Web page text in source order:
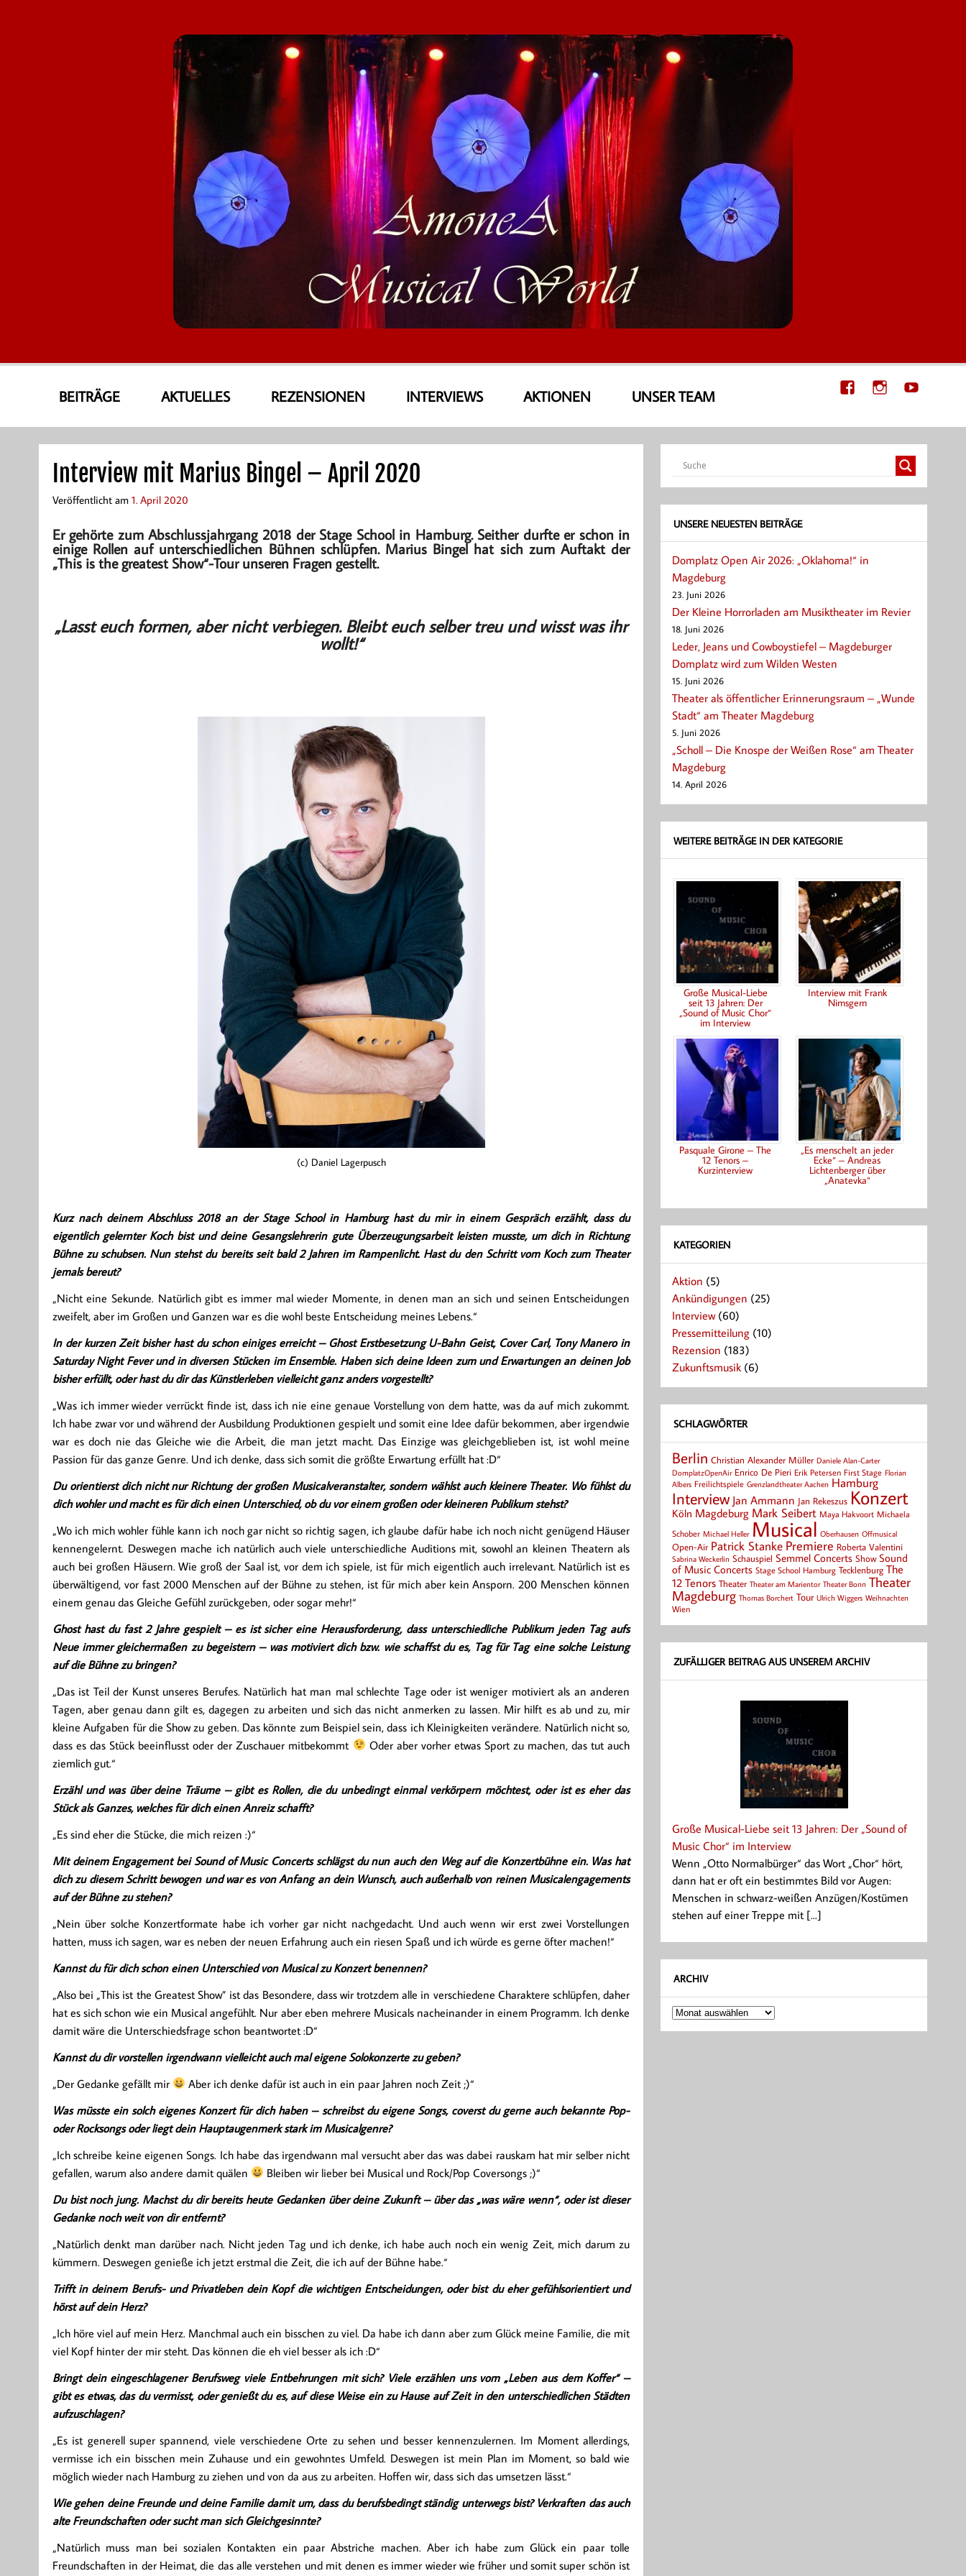
BEITRÄGE AKTUELLES REZENSIONEN INTERVIEWS AKTIONEN UNSER TEAM
Interview mit Marius Bingel – April 2020
Veröffentlicht am 1. April 2020
Er gehörte zum Abschlussjahrgang 2018 der Stage School in Hamburg. Seither durfte er schon in
einige Rollen auf unterschiedlichen Bühnen schlüpfen. Marius Bingel hat sich zum Auftakt der
„This is the greatest Show“-Tour unseren Fragen gestellt.
„Lasst euch formen, aber nicht verbiegen. Bleibt euch selber treu und wisst was ihr
wollt!“
(c) Daniel Lagerpusch
Kurz nach deinem Abschluss 2018 an der Stage School in Hamburg hast du mir in einem Gespräch erzählt, dass du
eigentlich gelernter Koch bist und deine Gesangslehrerin gute Überzeugungsarbeit leisten musste, um dich in Richtung
Bühne zu schubsen. Nun stehst du bereits seit bald 2 Jahren im Rampenlicht. Hast du den Schritt vom Koch zum Theater
jemals bereut?
„Nicht eine Sekunde. Natürlich gibt es immer mal wieder Momente, in denen man an sich und seinen Entscheidungen
zweifelt, aber im Großen und Ganzen war es die wohl beste Entscheidung meines Lebens.“
In der kurzen Zeit bisher hast du schon einiges erreicht – Ghost Erstbesetzung U-Bahn Geist, Cover Carl, Tony Manero in
Saturday Night Fever und in diversen Stücken im Ensemble. Haben sich deine Ideen zum und Erwartungen an deinen Job
bisher erfüllt, oder hast du dir das Künstlerleben vielleicht ganz anders vorgestellt?
„Was ich immer wieder verrückt finde ist, dass ich nie eine genaue Vorstellung von dem hatte, was da auf mich zukommt.
Ich habe zwar vor und während der Ausbildung Produktionen gespielt und somit eine Idee dafür bekommen, aber irgendwie
war es doch nie das Gleiche wie die Arbeit, die man jetzt macht. Das Einzige was gleichgeblieben ist, ist wohl meine
Passion für das ganze Genre. Und ich denke, dass sich somit die größte Erwartung erfüllt hat :D“
Du orientierst dich nicht nur Richtung der großen Musicalveranstalter, sondern wählst auch kleinere Theater. Wo fühlst du
dich wohler und macht es für dich einen Unterschied, ob du vor einem großen oder kleineren Publikum stehst?
„Wo ich mich wohler fühle kann ich noch gar nicht so richtig sagen, ich glaube dafür habe ich noch nicht genügend Häuser
kennengelernt. Deswegen mache ich natürlich auch viele unterschiedliche Auditions mit, sowohl an kleinen Theatern als
auch bei großen Häusern. Wie groß der Saal ist, vor dem ich spiele, ist für mich eigentlich auch irrelevant. Natürlich ist es
überwältigend, vor fast 2000 Menschen auf der Bühne zu stehen, ist für mich aber kein Ansporn. 200 Menschen können
einem genau das Gleiche Gefühl zurückgeben, oder sogar mehr!“
Ghost hast du fast 2 Jahre gespielt – es ist sicher eine Herausforderung, dass unterschiedliche Publikum jeden Tag aufs
Neue immer gleichermaßen zu begeistern – was motiviert dich bzw. wie schaffst du es, Tag für Tag eine solche Leistung
auf die Bühne zu bringen?
„Das ist Teil der Kunst unseres Berufes. Natürlich hat man mal schlechte Tage oder ist weniger motiviert als an anderen
Tagen, aber genau dann gilt es, dagegen zu arbeiten und sich das nicht anmerken zu lassen. Mir hilft es ab und zu, mir
kleine Aufgaben für die Show zu geben. Das könnte zum Beispiel sein, dass ich Kleinigkeiten verändere. Natürlich nicht so,
dass es das Stück beeinflusst oder der Zuschauer mitbekommt
Oder aber vorher etwas Sport zu machen, das tut auch
ziemlich gut.“
Erzähl und was über deine Träume – gibt es Rollen, die du unbedingt einmal verkörpern möchtest, oder ist es eher das
Stück als Ganzes, welches für dich einen Anreiz schafft?
„Es sind eher die Stücke, die mich reizen :)“
Mit deinem Engagement bei Sound of Music Concerts schlägst du nun auch den Weg auf die Konzertbühne ein. Was hat
dich zu diesem Schritt bewogen und war es von Anfang an dein Wunsch, auch außerhalb von reinen Musicalengagements
auf der Bühne zu stehen?
„Nein über solche Konzertformate habe ich vorher gar nicht nachgedacht. Und auch wenn wir erst zwei Vorstellungen
hatten, muss ich sagen, war es neben der neuen Erfahrung auch ein riesen Spaß und ich würde es gerne öfter machen!“
Kannst du für dich schon einen Unterschied von Musical zu Konzert benennen?
„Also bei „This ist the Greatest Show” ist das Besondere, dass wir trotzdem alle in verschiedene Charaktere schlüpfen, daher
hat es sich schon wie ein Musical angefühlt. Nur aber eben mehrere Musicals nacheinander in einem Programm. Ich denke
damit wäre die Unterschiedsfrage schon beantwortet :D“
Kannst du dir vorstellen irgendwann vielleicht auch mal eigene Solokonzerte zu geben?
„Der Gedanke gefällt mir
Aber ich denke dafür ist auch in ein paar Jahren noch Zeit ;)“
Was müsste ein solch eigenes Konzert für dich haben – schreibst du eigene Songs, coverst du gerne auch bekannte Pop-
oder Rocksongs oder liegt dein Hauptaugenmerk stark im Musicalgenre?
„Ich schreibe keine eigenen Songs. Ich habe das irgendwann mal versucht aber das was dabei rauskam hat mir selber nicht
gefallen, warum also andere damit quälen
Bleiben wir lieber bei Musical und Rock/Pop Coversongs ;)“
Du bist noch jung. Machst du dir bereits heute Gedanken über deine Zukunft – über das „was wäre wenn“, oder ist dieser
Gedanke noch weit von dir entfernt?
„Natürlich denkt man darüber nach. Nicht jeden Tag und ich denke, ich habe auch noch ein wenig Zeit, mich darum zu
kümmern. Deswegen genieße ich jetzt erstmal die Zeit, die ich auf der Bühne habe.“
Trifft in deinem Berufs- und Privatleben dein Kopf die wichtigen Entscheidungen, oder bist du eher gefühlsorientiert und
hörst auf dein Herz?
„Ich höre viel auf mein Herz. Manchmal auch ein bisschen zu viel. Da habe ich dann aber zum Glück meine Familie, die mit
viel Kopf hinter der mir steht. Das können die eh viel besser als ich :D“
Bringt dein eingeschlagener Berufsweg viele Entbehrungen mit sich? Viele erzählen uns vom „Leben aus dem Koffer“ –
gibt es etwas, das du vermisst, oder genießt du es, auf diese Weise ein zu Hause auf Zeit in den unterschiedlichen Städten
aufzuschlagen?
„Es ist generell super spannend, viele verschiedene Orte zu sehen und besser kennenzulernen. Im Moment allerdings,
vermisse ich ein bisschen mein Zuhause und ein gewohntes Umfeld. Deswegen ist mein Plan im Moment, so bald wie
möglich wieder nach Hamburg zu ziehen und von da aus zu arbeiten. Hoffen wir, dass sich das umsetzen lässt.“
Wie gehen deine Freunde und deine Familie damit um, dass du berufsbedingt ständig unterwegs bist? Verkraften das auch
alte Freundschaften oder sucht man sich Gleichgesinnte?
„Natürlich muss man bei sozialen Kontakten ein paar Abstriche machen. Aber ich habe zum Glück ein paar tolle
Freundschaften in der Heimat, die das alle verstehen und mit denen es immer wieder wie früher und somit super schön ist
UNSERE NEUESTEN BEITRÄGE
Domplatz Open Air 2026: „Oklahoma!“ in
Magdeburg
23. Juni 2026
Der Kleine Horrorladen am Musiktheater im Revier
18. Juni 2026
Leder, Jeans und Cowboystiefel – Magdeburger
Domplatz wird zum Wilden Westen
15. Juni 2026
Theater als öffentlicher Erinnerungsraum – „Wunde
Stadt“ am Theater Magdeburg
5. Juni 2026
„Scholl – Die Knospe der Weißen Rose“ am Theater
Magdeburg
14. April 2026
WEITERE BEITRÄGE IN DER KATEGORIE
Große Musical-Liebe
seit 13 Jahren: Der
„Sound of Music Chor“
im Interview
Interview mit Frank
Nimsgern
Pasquale Girone – The
12 Tenors –
Kurzinterview
„Es menschelt an jeder
Ecke“ – Andreas
Lichtenberger über
„Anatevka“
KATEGORIEN
Aktion (5)
Ankündigungen (25)
Interview(60)
Pressemitteilung (10)
Rezension (183)
Zukunftsmusik(6)
SCHLAGWÖRTER
Berlin Christian Alexander Müller Daniele Alan-Carter
DomplatzOpenAir Enrico De Pieri Erik Petersen First Stage Florian
Albers Freilichtspiele Grenzlandtheater Aachen Hamburg
Interview Jan Ammann Jan Rekeszus Konzert
Köln Magdeburg Mark Seibert Maya Hakvoort Michaela
Schober Michael Heller Musical Oberhausen Offmusical
Open-Air Patrick Stanke Premiere Roberta Valentini
Sabrina Weckerlin Schauspiel Semmel Concerts Show Sound
of Music Concerts Stage School Hamburg Tecklenburg The
12 Tenors Theater Theater am Marientor Theater Bonn Theater
Magdeburg Thomas Borchert Tour Ulrich Wiggers Weihnachten
Wien
ZUFÄLLIGER BEITRAG AUS UNSEREM ARCHIV
Große Musical-Liebe seit 13 Jahren: Der „Sound of
Music Chor“ im Interview
Wenn „Otto Normalbürger“ das Wort „Chor“ hört,
dann hat er oft ein bestimmtes Bild vor Augen:
Menschen in schwarz-weißen Anzügen/Kostümen
stehen auf einer Treppe mit [...]
ARCHIV
Archiv